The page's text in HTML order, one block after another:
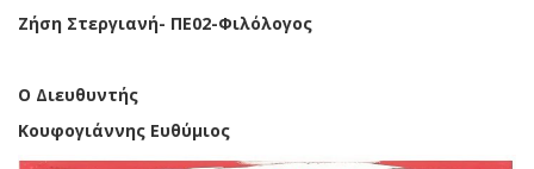
Ζήση Στεργιανή- ΠΕ02-Φιλόλογος
Ο Διευθυντής
Κουφογιάννης Ευθύμιος